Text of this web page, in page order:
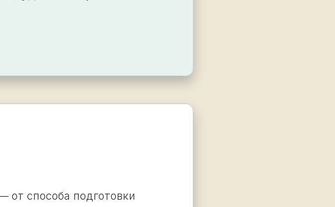
от способа подготовки